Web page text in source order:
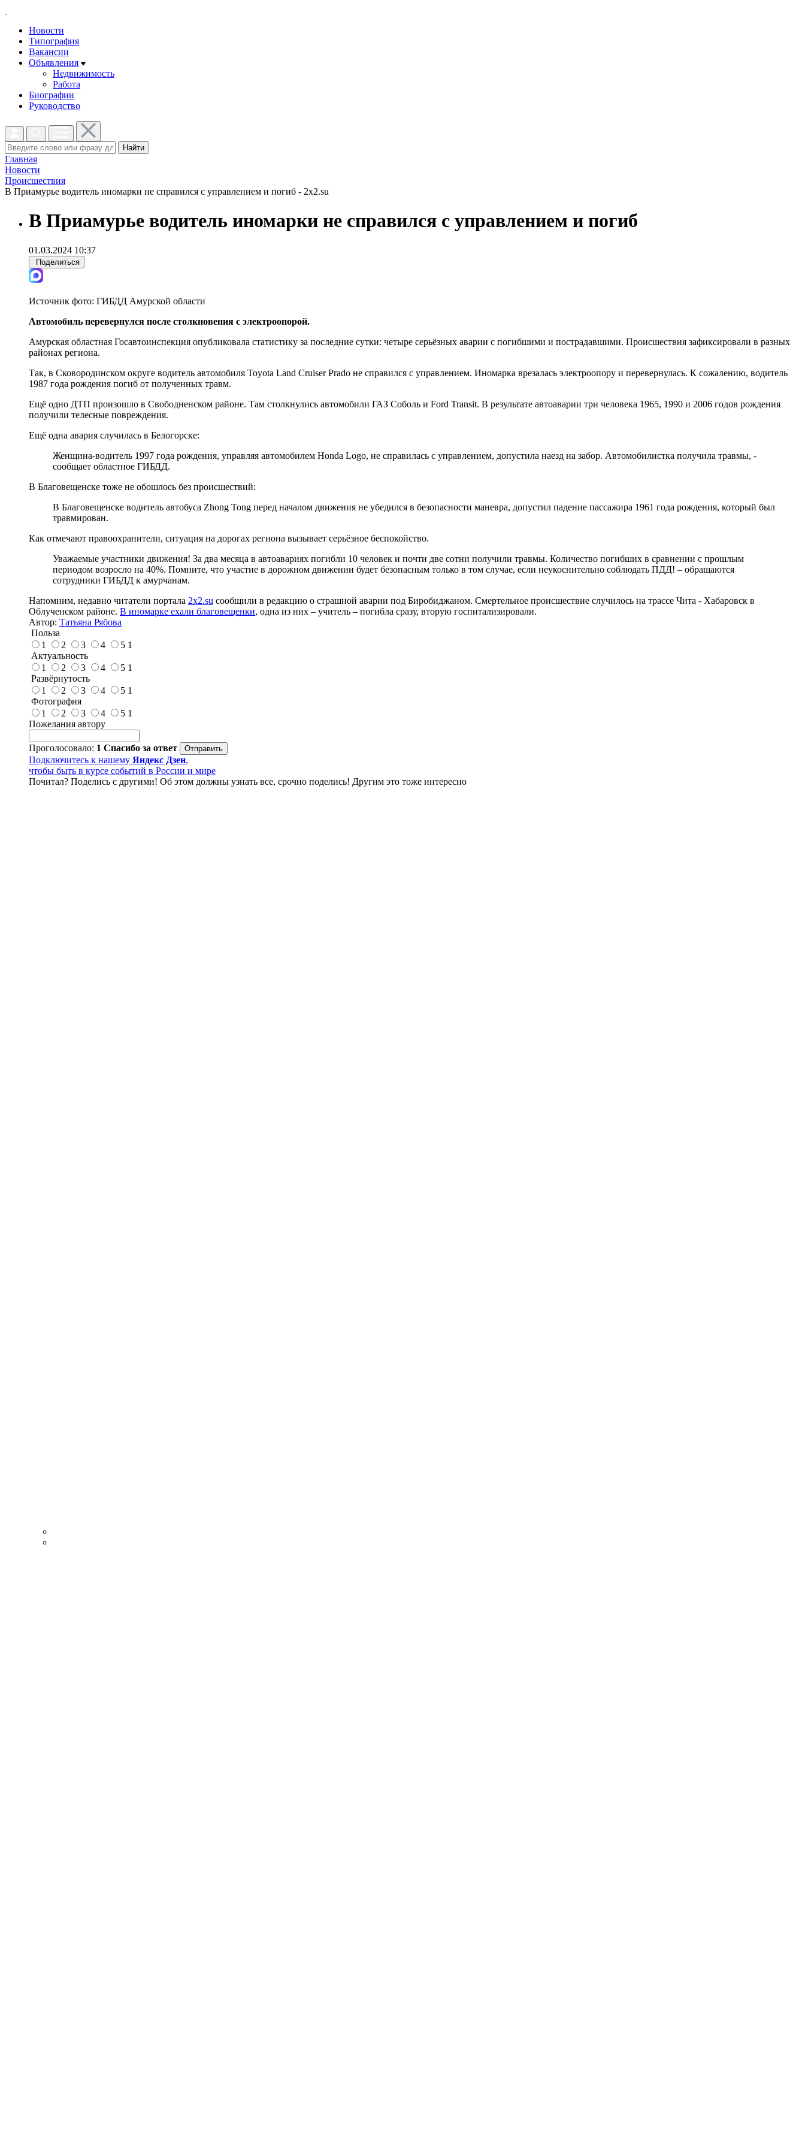
Новости
Типография
Вакансии
Объявления
Недвижимость
Работа
Биографии
Руководство
Найти
Главная
Новости
Проиcшествия
В Приамурье водитель иномарки не справился с управлением и погиб - 2x2.su
В Приамурье водитель иномарки не справился с управлением и погиб
01.03.2024 10:37
Поделиться
Источник фото: ГИБДД Амурской области
Автомобиль перевернулся после столкновения с электроопорой.
Амурская областная Госавтоинспекция опубликовала статистику за последние сутки: четыре серьёзных аварии с погибшими и пострадавшими. Происшествия зафиксировали в разных
районах региона.
Так, в Сковородинском округе водитель автомобиля Toyota Land Cruiser Prado не справился с управлением. Иномарка врезалась электроопору и перевернулась. К сожалению, водитель
1987 года рождения погиб от полученных травм.
Ещё одно ДТП произошло в Свободненском районе. Там столкнулись автомобили ГАЗ Соболь и Ford Transit. В результате автоаварии три человека 1965, 1990 и 2006 годов рождения
получили телесные повреждения.
Ещё одна авария случилась в Белогорске:
Женщина-водитель 1997 года рождения, управляя автомобилем Honda Logo, не справилась с управлением, допустила наезд на забор. Автомобилистка получила травмы, -
сообщает областное ГИБДД.
В Благовещенске тоже не обошлось без происшествий:
В Благовещенске водитель автобуса Zhong Tong перед началом движения не убедился в безопасности маневра, допустил падение пассажира 1961 года рождения, который был
травмирован.
Как отмечают правоохранители, ситуация на дорогах региона вызывает серьёзное беспокойство.
Уважаемые участники движения! За два месяца в автоавариях погибли 10 человек и почти две сотни получили травмы. Количество погибших в сравнении с прошлым
периодом возросло на 40%. Помните, что участие в дорожном движении будет безопасным только в том случае, если неукоснительно соблюдать ПДД! – обращаются
сотрудники ГИБДД к амурчанам.
Напомним, недавно читатели портала 2x2.su сообщили в редакцию о страшной аварии под Биробиджаном. Смертельное происшествие случилось на трассе Чита - Хабаровск в
Облученском районе. В иномарке ехали благовещенки, одна из них – учитель – погибла сразу, вторую госпитализировали.
Автор: Татьяна Рябова
Польза
1
2 3 4 5 1
Актуальность
1
2 3 4 5 1
Развёрнутость
1
2 3 4 5 1
Фотография
1
2 3 4 5 1
Пожелания автору
Проголосовало: 1 Спасибо за ответ
Подключитесь к нашему Яндекс Дзен,
чтобы быть в курсе событий в России и мире
Почитал? Поделись с другими! Об этом должны узнать все, срочно поделись! Другим это тоже интересно